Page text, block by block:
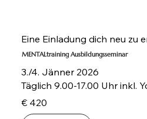
Eine Einladung dich neu zu
MENTALtraining Ausbildungsseminar
3./4. Jänner 2026
€ 420
Täglich 9.00-17.00 Uhr inkl.